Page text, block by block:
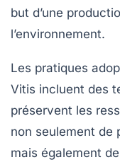
but d’une
l’environnement.
Les pratiques
Vitis incluent des
préservent les
non seulement de
mais également